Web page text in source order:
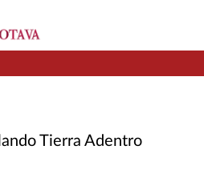
Tierra Adentro